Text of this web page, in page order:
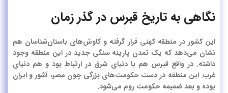
نگاهی به تاریخ قبرس در گذر زمان
این کشور در منطقه کهنی قرار گرفته و کاوش‌های باستان‌شناسان هم
نشان می‌دهد که یک تمدن پارینه سنگی جدید در این منطقه وجود
داشته. در واقع قبرس هم با دنیای شرق در ارتباط بود و هم دنیای
غرب. این منطقه در دست حکومت‌های بزرگی چون مصر، آشور و ایران
بوده و بعد ضمیمه حکومت روم می‌شود.